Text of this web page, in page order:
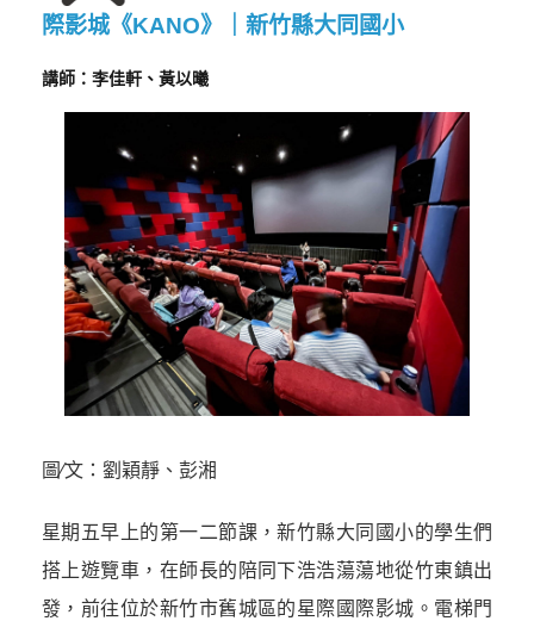
際影城《KANO》｜新竹縣大同國小
講師：李佳軒、黃以曦
圖∕文：劉穎靜、彭湘
星期五早上的第一二節課，新竹縣大同國小的學生們
搭上遊覽車，在師長的陪同下浩浩蕩蕩地從竹東鎮出
發，前往位於新竹市舊城區的星際國際影城。電梯門